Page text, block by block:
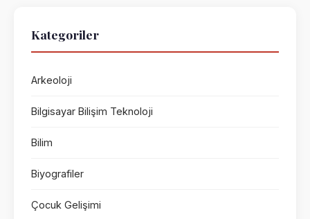
Kategoriler
Arkeoloji
Bilgisayar Bilişim Teknoloji
Bilim
Biyografiler
Çocuk Gelişimi